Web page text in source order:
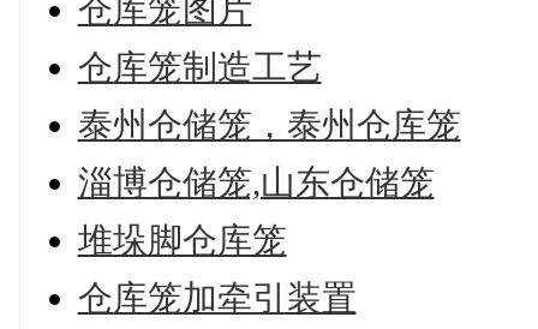
仓库笼图片
仓库笼制造工艺
泰州仓储笼，泰州仓库笼
淄博仓储笼,山东仓储笼
堆垛脚仓库笼
仓库笼加牵引装置